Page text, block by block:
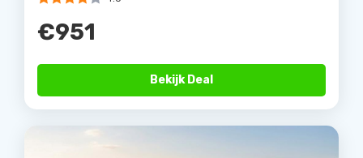
€951
Bekijk Deal